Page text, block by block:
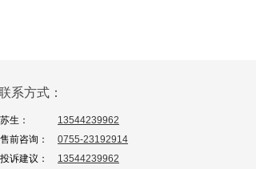
系方式：
苏生：
13544239962
售前咨询：
0755-23192914
投诉建议：
13544239962